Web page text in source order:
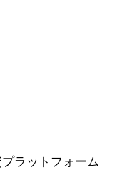
ラットフォーム